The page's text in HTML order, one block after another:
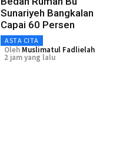
Sunariyeh Bangkalan
Capai 60 Persen
ASTA CITA
Oleh Muslimatul Fadlielah
2 jam yang lalu